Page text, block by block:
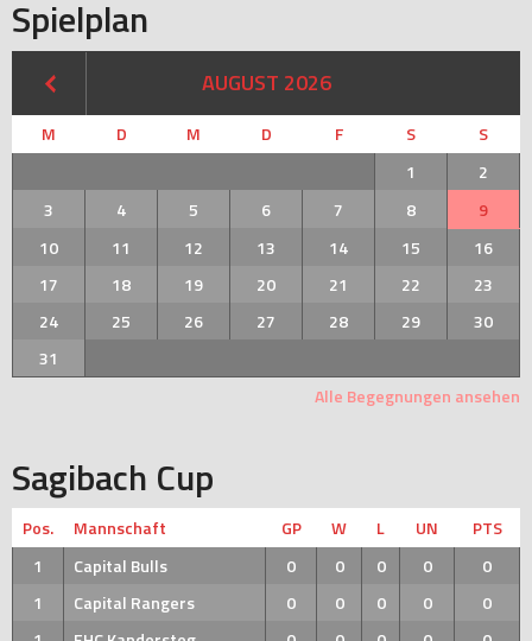
Spielplan
AUGUST 2026
M D M D F S
S
1
2
3
4 5 6 7 8
9
10
11 12 13 14 15
16
17
18 19 20 21 22
23
24
25 26 27 28 29
30
31
Alle Begegnungen ansehen
Sagibach Cup
Pos. Mannschaft GP W L UN
PTS
1
Capital Bulls 0 0 0 0
0
1
Capital Rangers 0 0 0 0
0